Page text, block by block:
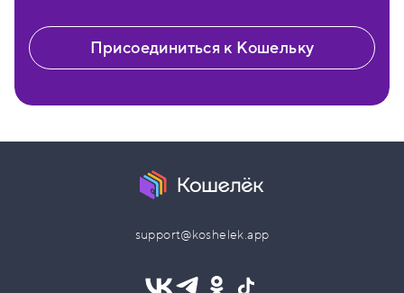
Присоединиться к Кошельку
support@koshelek.app